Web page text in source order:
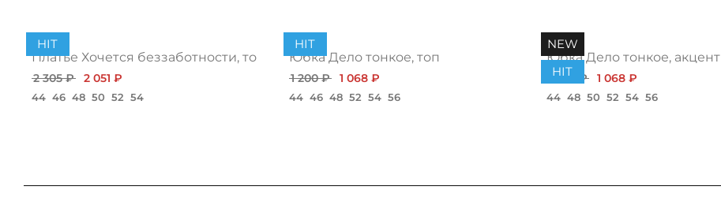
HIT
Платье Хочется беззаботности, топ
2 305 ₽ 2 051 ₽
44 46 48 50 52 54
HIT
Юбка Дело тонкое, топ
1 200 ₽ 1 068 ₽
44 46 48 52 54 56
NEW
HIT
Юбка Дело тонкое, акцент
1 200 ₽ 1 068 ₽
44 48 50 52 54 56